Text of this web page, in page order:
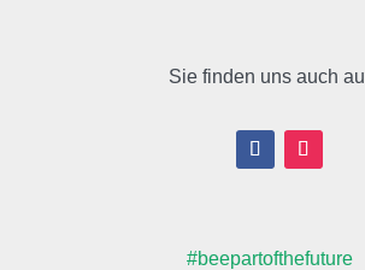
Sie finden uns auch
#beepartofthefuture